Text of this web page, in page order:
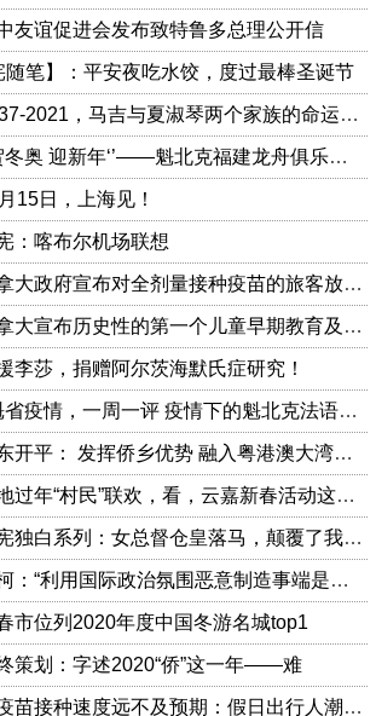
友谊促进会发布致特鲁多总理公开信
随笔】：平安夜吃水饺，度过最棒圣诞节
【共生传媒】1937-2021，马吉与夏淑琴两个家族的命运与共 Strong bonds between two families from 1937 to 2021
【共生传媒】‘’贺冬奥 迎新年‘’——魁北克福建龙舟俱乐部成功举办冰壶比赛
15日，上海见！
：喀布尔机场联想
【共生传媒】加拿大政府宣布对全剂量接种疫苗的旅客放宽边境措施
【共生传媒】加拿大宣布历史性的第一个儿童早期教育及托儿协议
李莎，捐赠阿尔茨海默氏症研究！
【共生传媒】 魁省疫情，一周一评 疫情下的魁北克法语，痛并快乐着
【共生传媒】广东开平： 发挥侨乡优势 融入粤港澳大湾区发展
【共生传媒】就地过年“村民”联欢，看，云嘉新春活动这样搞
【共生传媒】胡宪独白系列：女总督仓皇落马，颠覆了我的偶像
【共生传媒】吴柯：“利用国际政治氛围恶意制造事端是可耻的” ——蒙大工学院教授吴柯答记者问
市位列2020年度中国冬游名城top1
策划：字述2020“侨”这一年——难
【共生传媒】美疫苗接种速度远不及预期：假日出行人潮引担忧